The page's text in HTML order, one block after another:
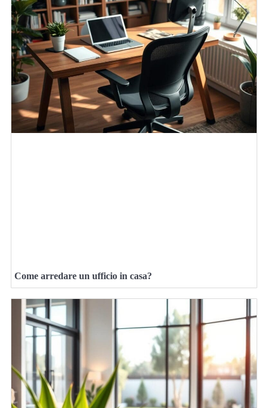
Come arredare un ufficio in casa?